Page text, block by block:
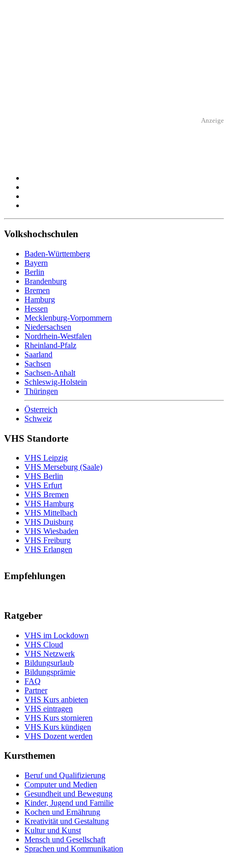
Anzeige
Volkshochschulen
Baden-Württemberg
Bayern
Berlin
Brandenburg
Bremen
Hamburg
Hessen
Mecklenburg-Vorpommern
Niedersachsen
Nordrhein-Westfalen
Rheinland-Pfalz
Saarland
Sachsen
Sachsen-Anhalt
Schleswig-Holstein
Thüringen
Österreich
Schweiz
VHS Standorte
VHS Leipzig
VHS Merseburg (Saale)
VHS Berlin
VHS Erfurt
VHS Bremen
VHS Hamburg
VHS Mittelbach
VHS Duisburg
VHS Wiesbaden
VHS Freiburg
VHS Erlangen
Empfehlungen
Ratgeber
VHS im Lockdown
VHS Cloud
VHS Netzwerk
Bildungsurlaub
Bildungsprämie
FAQ
Partner
VHS Kurs anbieten
VHS eintragen
VHS Kurs stornieren
VHS Kurs kündigen
VHS Dozent werden
Kursthemen
Beruf und Qualifizierung
Computer und Medien
Gesundheit und Bewegung
Kinder, Jugend und Familie
Kochen und Ernährung
Kreativität und Gestaltung
Kultur und Kunst
Mensch und Gesellschaft
Sprachen und Kommunikation